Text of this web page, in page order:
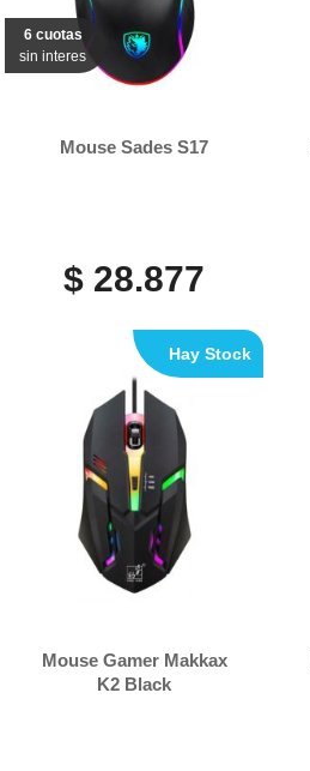
6 cuotas
sin interes
Mouse Sades S17
$ 28.877
Mouse Gamer Makkax
K2 Black
Hay Stock